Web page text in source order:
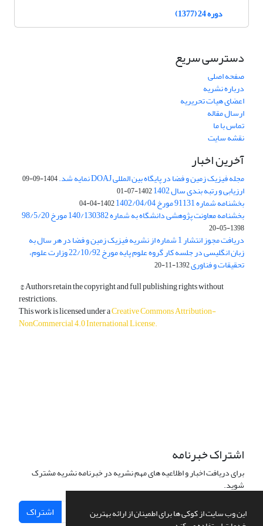
این وب سایت از کوکی ها برای اطمینان از ارائه بهترین
دوره 24 (1377)
دسترسی سریع
صفحه اصلی
درباره نشریه
اعضای هیات تحریریه
ارسال مقاله
تماس با ما
نقشه سایت
آخرین اخبار
مجله فیزیک زمین و فضا در پایگاه بین المللی DOAJ نمایه شد. 1404-09-09
ارزیابی و رتبه بندی سال 1402 1402-07-01
بخشنامه شماره 91131 مورخ 1402/04/04 1402-04-04
بخشنامه معاونت پژوهشی دانشگاه به شماره 140/130382 مورخ 98/5/20
1398-05-20
دریافت مجوز انتشار 1 شماره از نشریه فیزیک زمین و فضا در هر سال به
زبان انگلیسی در جلسه کار گروه علوم پایه مورخ 22/10/92 وزارت علوم،
تحقیقات و فناوری1392-11-20
© Authors retain the copyright and full publishing rights without
restrictions.
This work is licensed under aCreative Commons Attribution-
NonCommercial 4.0 International License.
اشتراک خبرنامه
برای دریافت اخبار و اطلاعیه های مهم نشریه در خبرنامه نشریه مشترک
شوید.
اشتراک